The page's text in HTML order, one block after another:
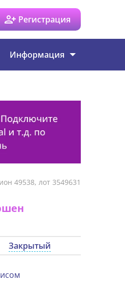
Регистрация
Информация
49538, лот 3549631
Закрытый